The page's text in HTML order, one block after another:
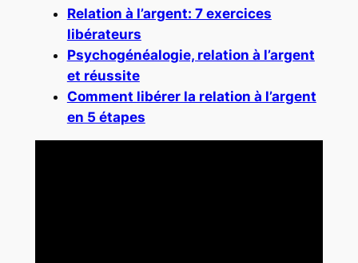
Relation à l’argent: 7 exercices
libérateurs
Psychogénéalogie, relation à l’argent
et réussite
Comment libérer la relation à l’argent
en 5 étapes